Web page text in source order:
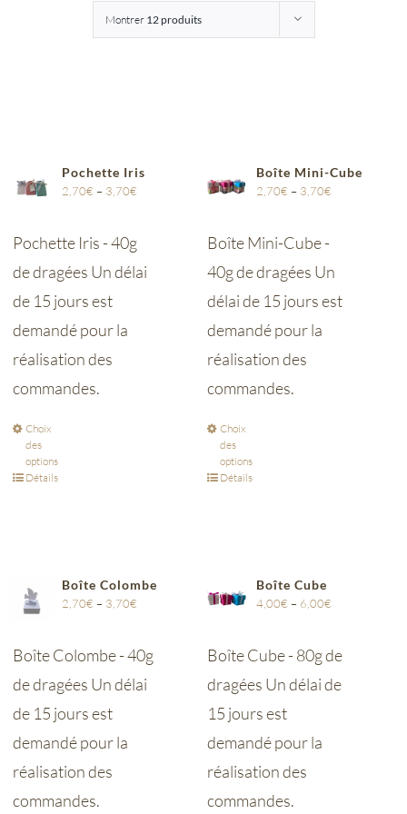
Montrer 12 produits
Pochette Iris
2,70€ – 3,70€
Pochette Iris - 40g
de dragées Un délai
de 15 jours est
demandé pour la
réalisation des
commandes.
Choix
des
options
Détails
Boîte Mini-Cube
2,70€ – 3,70€
Boîte Mini-Cube -
40g de dragées Un
délai de 15 jours est
demandé pour la
réalisation des
commandes.
Choix
des
options
Détails
Boîte Colombe
2,70€ – 3,70€
Boîte Colombe - 40g
de dragées Un délai
de 15 jours est
demandé pour la
réalisation des
commandes.
Boîte Cube
4,00€ – 6,00€
Boîte Cube - 80g de
dragées Un délai de
15 jours est
demandé pour la
réalisation des
commandes.